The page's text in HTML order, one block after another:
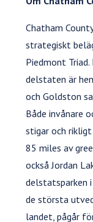
Chatham
strategiskt
Piedmont
delstaten är
och Goldston
Både invånare
stigar och
85 miles av
också Jordan
delstatsparken
de största
landet, pågår